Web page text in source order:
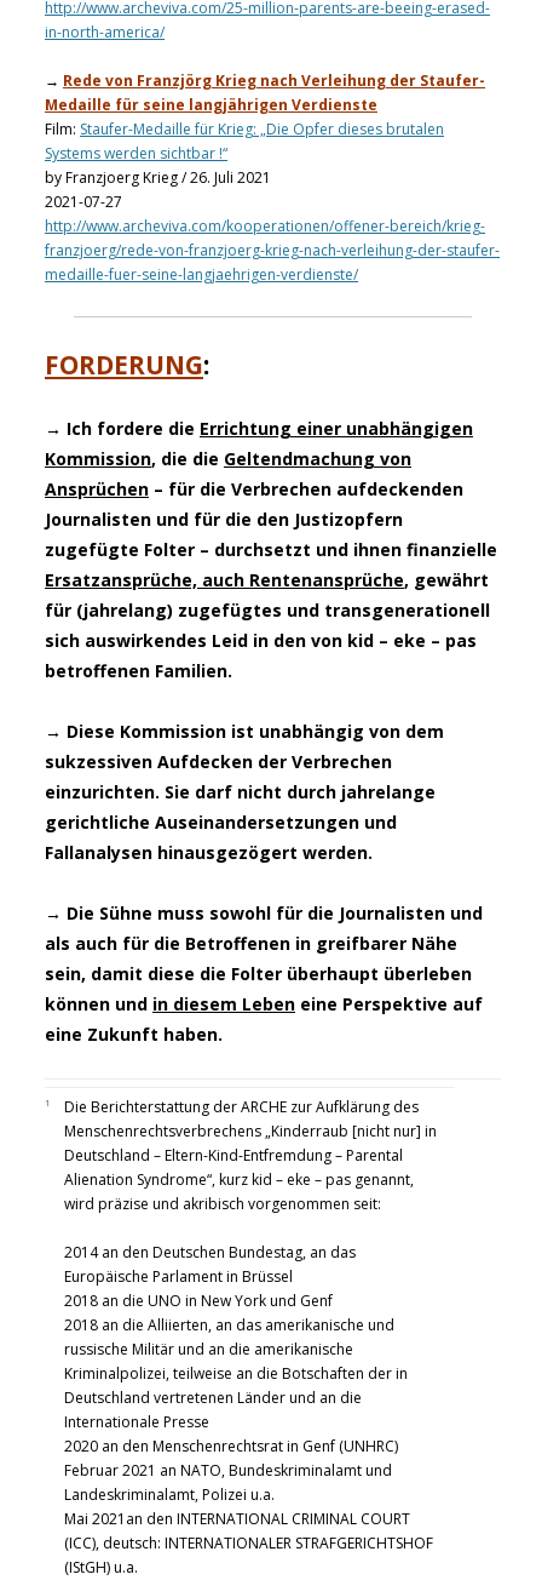
http://www.archeviva.com/25-million-parents-are-beeing-erased-
in-north-america/
→ Rede von Franzjörg Krieg nach Verleihung der Staufer-
Medaille für seine langjährigen Verdienste
Film: Staufer-Medaille für Krieg: „Die Opfer dieses brutalen
Systems werden sichtbar !“
by Franzjoerg Krieg / 26. Juli 2021
2021-07-27
http://www.archeviva.com/kooperationen/offener-bereich/krieg-
franzjoerg/rede-von-franzjoerg-krieg-nach-verleihung-der-staufer-
medaille-fuer-seine-langjaehrigen-verdienste/
FORDERUNG:
→ Ich fordere die Errichtung einer unabhängigen
Kommission, die die Geltendmachung von
Ansprüchen – für die Verbrechen aufdeckenden
Journalisten und für die den Justizopfern
zugefügte Folter – durchsetzt und ihnen finanzielle
Ersatzansprüche, auch Rentenansprüche, gewährt
für (jahrelang) zugefügtes und transgenerationell
sich auswirkendes Leid in den von kid – eke – pas
betroffenen Familien.
→ Diese Kommission ist unabhängig von dem
sukzessiven Aufdecken der Verbrechen
einzurichten. Sie darf nicht durch jahrelange
gerichtliche Auseinandersetzungen und
Fallanalysen hinausgezögert werden.
→ Die Sühne muss sowohl für die Journalisten und
als auch für die Betroffenen in greifbarer Nähe
sein, damit diese die Folter überhaupt überleben
können und in diesem Leben eine Perspektive auf
eine Zukunft haben.
¹
Die Berichterstattung der ARCHE zur Aufklärung des
Menschenrechtsverbrechens „Kinderraub [nicht nur] in
Deutschland – Eltern-Kind-Entfremdung – Parental
Alienation Syndrome“, kurz kid – eke – pas genannt,
wird präzise und akribisch vorgenommen seit:
2014 an den Deutschen Bundestag, an das
Europäische Parlament in Brüssel
2018 an die UNO in New York und Genf
2018 an die Alliierten, an das amerikanische und
russische Militär und an die amerikanische
Kriminalpolizei, teilweise an die Botschaften der in
Deutschland vertretenen Länder und an die
Internationale Presse
2020 an den Menschenrechtsrat in Genf (UNHRC)
Februar 2021 an NATO, Bundeskriminalamt und
Landeskriminalamt, Polizei u.a.
Mai 2021an den INTERNATIONAL CRIMINAL COURT
(ICC), deutsch: INTERNATIONALER STRAFGERICHTSHOF
(IStGH) u.a.